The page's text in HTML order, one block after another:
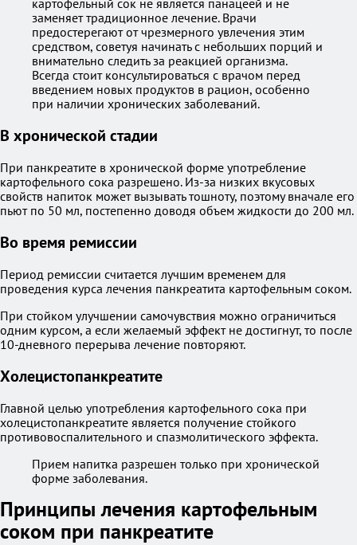
картофельный сок не является панацеей и не
заменяет традиционное лечение. Врачи
предостерегают от чрезмерного увлечения этим
средством, советуя начинать с небольших порций и
внимательно следить за реакцией организма.
Всегда стоит консультироваться с врачом перед
введением новых продуктов в рацион, особенно
при наличии хронических заболеваний.
В хронической стадии
При панкреатите в хронической форме употребление
картофельного сока разрешено. Из-за низких вкусовых
свойств напиток может вызывать тошноту, поэтому вначале его
пьют по 50 мл, постепенно доводя объем жидкости до 200 мл.
Во время ремиссии
Период ремиссии считается лучшим временем для
проведения курса лечения панкреатита картофельным соком.
При стойком улучшении самочувствия можно ограничиться
одним курсом, а если желаемый эффект не достигнут, то после
10-дневного перерыва лечение повторяют.
Холецистопанкреатите
Главной целью употребления картофельного сока при
холецистопанкреатите является получение стойкого
противовоспалительного и спазмолитического эффекта.
Прием напитка разрешен только при хронической
форме заболевания.
Принципы лечения картофельным
соком при панкреатите